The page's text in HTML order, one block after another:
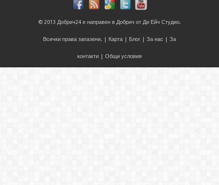
© 2013 Добрич24 е направен в Добрич от Ди Ейч Студио.
Всички права запазени. | Карта Блог За нас За
контакти Общи условия